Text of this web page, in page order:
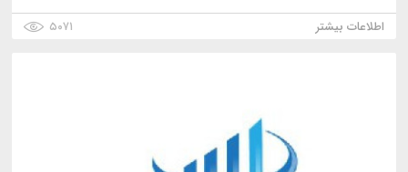
اطلاعات بیشتر
۵۰۷۱